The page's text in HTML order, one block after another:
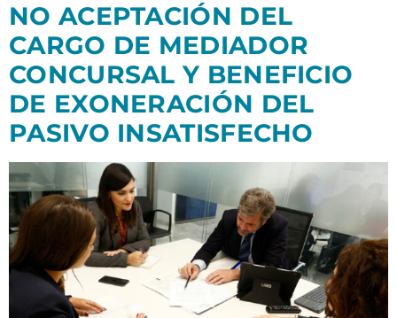
NO ACEPTACIÓN DEL
CARGO DE MEDIADOR
CONCURSAL Y BENEFICIO
DE EXONERACIÓN DEL
PASIVO INSATISFECHO